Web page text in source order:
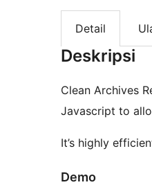
Detail
Deskripsi
Clean Archives
Javascript to
It’s highly
Demo